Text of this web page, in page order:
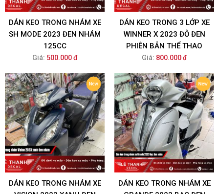
DÁN KEO TRONG NHÁM XE
SH MODE 2023 ĐEN NHÁM
125CC
Giá: 500.000 đ
DÁN KEO TRONG 3 LỚP XE
WINNER X 2023 ĐỎ ĐEN
PHIÊN BẢN THỂ THAO
Giá: 800.000 đ
DÁN KEO TRONG NHÁM XE
DÁN KEO TRONG NHÁM XE